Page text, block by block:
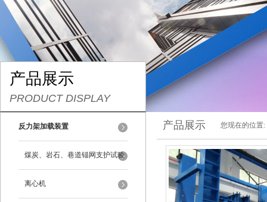
产品展示
PRODUCT DISPLAY
反力架加载装置
煤炭、岩石、巷道锚网支护试验
离心机
产品展示 您现在的位置: